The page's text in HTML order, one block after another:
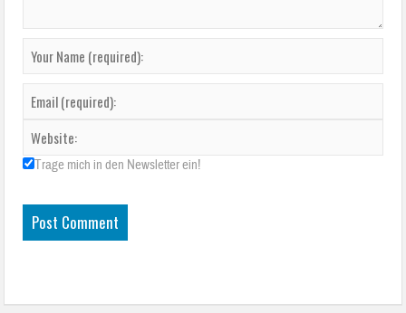
Trage mich in den Newsletter ein!